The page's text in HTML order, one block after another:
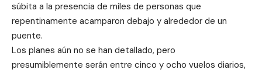
súbita a la presencia de miles de personas que
repentinamente acamparon debajo y alrededor de un
puente.
Los planes aún no se han detallado, pero
presumiblemente serán entre cinco y ocho vuelos diarios,